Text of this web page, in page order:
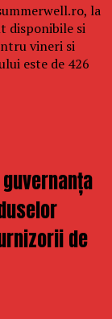
la
disponibile si
vineri si
este de 426
de